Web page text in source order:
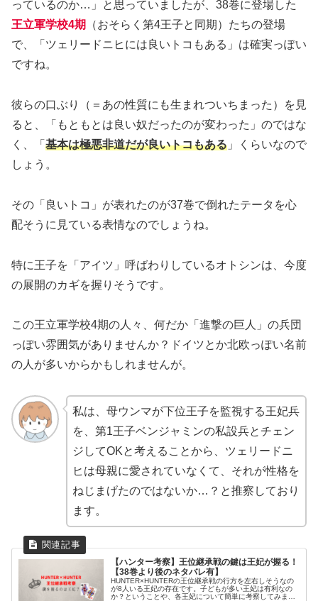
っているのか…」と思っていましたが、38巻に登場した
王立軍学校4期
（おそらく第4王子と同期）たちの登場
で、「ツェリードニヒには良いトコもある」は確実っぽい
ですね。
彼らの口ぶり（＝あの性質にも生まれついちまった）を見
ると、「もともとは良い奴だったのが変わった」のではな
く、「 基本は極悪非道だが良いトコもある 」くらいなので
しょう。
その「良いトコ」が表れたのが37巻で倒れたテータを心
配そうに見ている表情なのでしょうね。
特に王子を「アイツ」呼ばわりしているオトシンは、今度
の展開のカギを握りそうです。
この王立軍学校4期の人々、何だか「進撃の巨人」の兵団
っぽい雰囲気がありませんか？ドイツとか北欧っぽい名前
の人が多いからかもしれませんが。
私は、母ウンマが下位王子を監視する王妃兵
を、第1王子ベンジャミンの私設兵とチェン
ジしてOKと考えることから、ツェリードニ
ヒは母親に愛されていなくて、それが性格を
ねじまげたのではないか…？と推察しており
ます。
【ハンター考察】王位継承戦の鍵は王妃が握る！
【38巻より後のネタバレ有】
HUNTER×HUNTERの王位継承戦の行方を左右しそうなの
が8人いる王妃の存在です。子どもが多い王妃は有利なの
か？ということや、各王妃について簡単に考察してみまし